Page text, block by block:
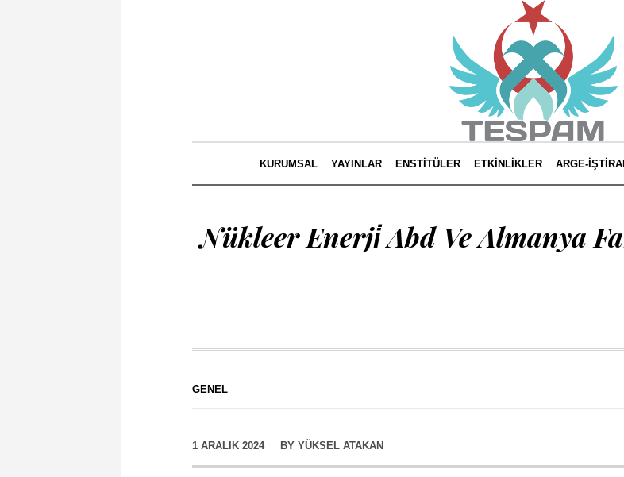
KURUMSAL YAYINLAR ENSTITÜLER ETKINLIKLER ARGE-
Nükleer Enerji̇ Abd Ve Almanya
GENEL
1 ARALIK 2024 BY YÜKSEL ATAKAN